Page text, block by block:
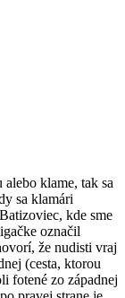
klame, tak sa
sa klamári
kde sme
označil
že nudisti vraj
(cesta, ktorou
fotené zo západnej